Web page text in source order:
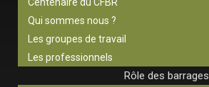
Centenaire du CFBR
Qui sommes nous ?
Les groupes de travail
Les professionnels
Rôle des barrages